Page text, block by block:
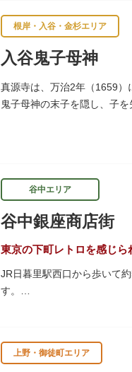
鹿鳴館の建築家として知ら
飾が施されています。
【撞球室】
当時の日本では非常に珍し
月15日（10月のみ10/16）
一度にさまざま建築様式が
れ、「芝庭」をもつ近代庭
根岸・入谷・金杉エリア
入谷鬼子母神
真源寺は、万治2年（1659）
鬼子母神の末子を隠し、子
谷中エリア
谷中銀座商店街
東京の下町レトロを感じら
JR日暮里駅西口から歩いて
す。
谷中銀座商店街は1945年頃
の下町レトロを感じられる
上野・御徒町エリア